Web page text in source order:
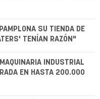
SU TIENDA DE
TENÍAN RAZÓN"
INDUSTRIAL
EN HASTA 200.000